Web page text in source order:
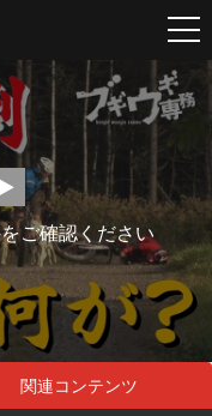
ご確認ください
関連コンテンツ